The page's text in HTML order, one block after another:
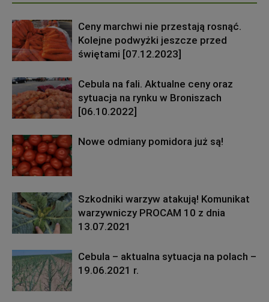
Ceny marchwi nie przestają rosnąć.
Kolejne podwyżki jeszcze przed
świętami [07.12.2023]
Cebula na fali. Aktualne ceny oraz
sytuacja na rynku w Broniszach
[06.10.2022]
Nowe odmiany pomidora już są!
Szkodniki warzyw atakują! Komunikat
warzywniczy PROCAM 10 z dnia
13.07.2021
Cebula – aktualna sytuacja na polach –
19.06.2021 r.